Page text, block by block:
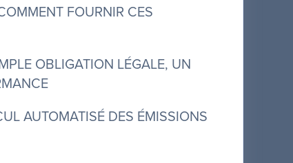
FOURNIR CES
OBLIGATION LÉGALE, UN
AUTOMATISÉ DES ÉMISSIONS